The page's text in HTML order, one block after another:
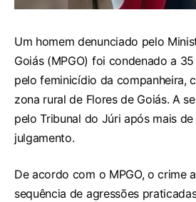
Um homem denunciado pelo
Goiás (MPGO) foi condenado a
pelo feminicídio da companheira,
zona rural de Flores de Goiás. A
pelo Tribunal do Júri após mais
julgamento.
De acordo com o MPGO, o crime
sequência de agressões